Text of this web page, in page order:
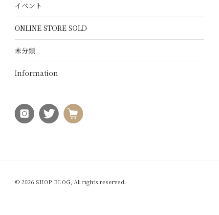
イベント
ONLINE STORE SOLD
未分類
Information
© 2026 SHOP BLOG, All rights reserved.